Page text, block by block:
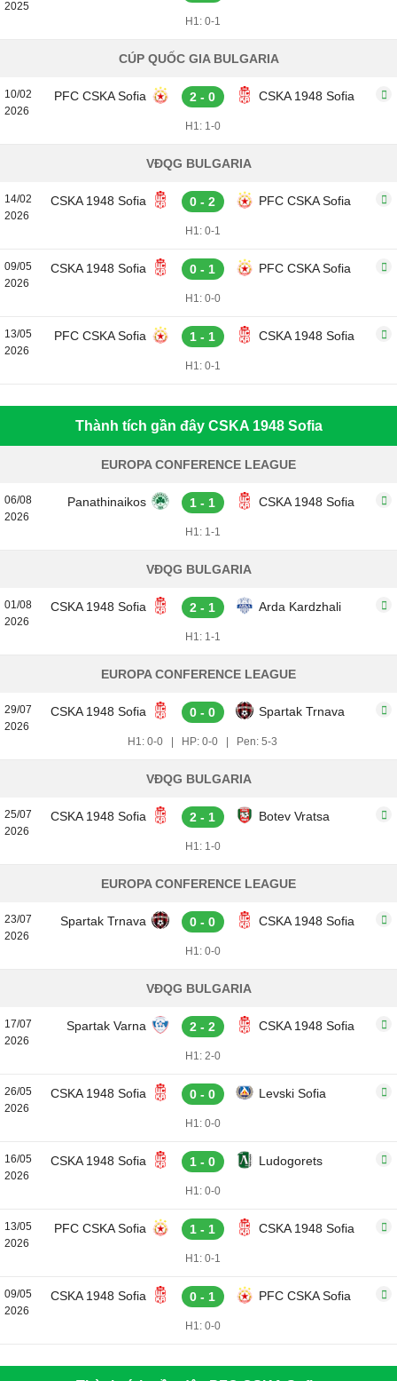
2025
H1: 0-1
CÚP QUỐC GIA BULGARIA
10/02
2026
PFC CSKA Sofia 2 - 0 CSKA 1948 Sofia
H1: 1-0
VĐQG BULGARIA
14/02
2026
CSKA 1948 Sofia 0 - 2 PFC CSKA Sofia
H1: 0-1
09/05
2026
CSKA 1948 Sofia 0 - 1 PFC CSKA Sofia
H1: 0-0
13/05
2026
PFC CSKA Sofia 1 - 1 CSKA 1948 Sofia
H1: 0-1
Thành tích gần đây CSKA 1948 Sofia
EUROPA CONFERENCE LEAGUE
06/08
2026
Panathinaikos 1 - 1 CSKA 1948 Sofia
H1: 1-1
VĐQG BULGARIA
01/08
2026
CSKA 1948 Sofia 2 - 1 Arda Kardzhali
H1: 1-1
EUROPA CONFERENCE LEAGUE
29/07
2026
CSKA 1948 Sofia 0 - 0 Spartak Trnava
H1: 0-0 HP: 0-0 Pen: 5-3
VĐQG BULGARIA
25/07
2026
CSKA 1948 Sofia 2 - 1 Botev Vratsa
H1: 1-0
EUROPA CONFERENCE LEAGUE
23/07
2026
Spartak Trnava 0 - 0 CSKA 1948 Sofia
H1: 0-0
VĐQG BULGARIA
17/07
2026
Spartak Varna 2 - 2 CSKA 1948 Sofia
H1: 2-0
26/05
2026
CSKA 1948 Sofia 0 - 0 Levski Sofia
H1: 0-0
16/05
2026
CSKA 1948 Sofia 1 - 0 Ludogorets
H1: 0-0
13/05
2026
PFC CSKA Sofia 1 - 1 CSKA 1948 Sofia
H1: 0-1
09/05
2026
CSKA 1948 Sofia 0 - 1 PFC CSKA Sofia
H1: 0-0